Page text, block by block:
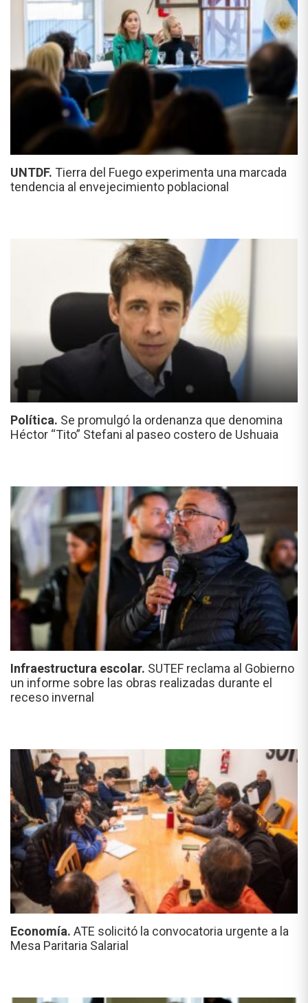
UNTDF. Tierra del Fuego experimenta una marcada
tendencia al envejecimiento poblacional
Política. Se promulgó la ordenanza que denomina
Héctor “Tito” Stefani al paseo costero de Ushuaia
Infraestructura escolar. SUTEF reclama al Gobierno
un informe sobre las obras realizadas durante el
receso invernal
Economía. ATE solicitó la convocatoria urgente a la
Mesa Paritaria Salarial